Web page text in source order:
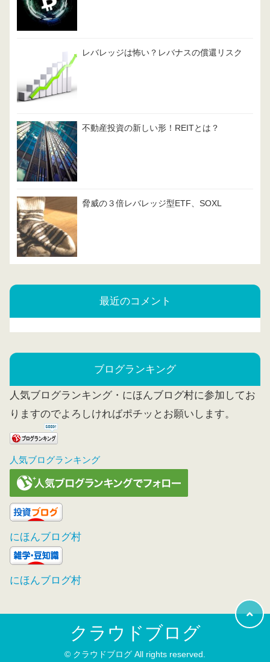
レバレッジは怖い？レバナスの償還リスク
不動産投資の新しい形！REITとは？
脅威の３倍レバレッジ型ETF、SOXL
最近のコメント
ブログランキング
人気ブログランキング・にほんブログ村に参加してお
りますのでよろしければポチッとお願いします。
人気ブログランキング
にほんブログ村
にほんブログ村
クラウドブログ
© クラウドブログ All rights reserved.